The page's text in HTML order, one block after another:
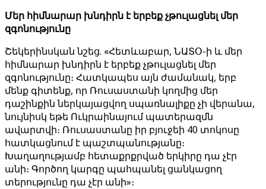
Մեր հիմնարար խնդիրն է երբեք չթուլացնել մեր
զգոնությունը
Շեկերինսկան նշեց. «Հետևաբար, ՆԱՏՕ-ի և մեր
հիմնարար խնդիրն է երբեք չթուլացնել մեր
զգոնությունը։ Հատկապես այն ժամանակ, երբ
մենք գիտենք, որ Ռուսաստանի կողմից մեր
դաշինքին ներկայացվող սպառնալիքը չի վերանա,
նույնիսկ եթե Ուկրաինայում պատերազմն
ավարտվի։ Ռուսաստանը իր բյուջեի 40 տոկոսը
հատկացնում է պաշտպանությանը։
Խաղաղությամբ հետաքրքրված երկիրը դա չէր
անի։ Գործող կարգը պահպանել ցանկացող
տերությունը դա չէր անի»։